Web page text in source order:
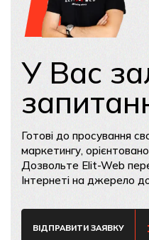
У Вас
Готові до просування
маркетингу,
Дозвольте Elit-Web
Інтернеті на джерело
ВІДПРАВИТИ ЗАЯВКУ